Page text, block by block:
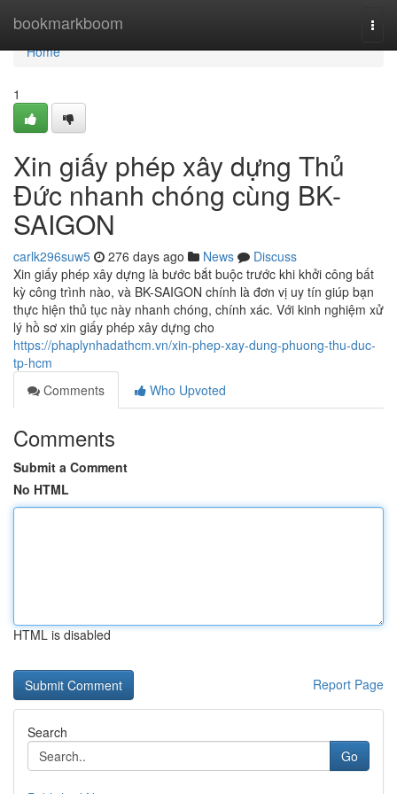
bookmarkboom
Home
Home
1
Xin giấy phép xây dựng Thủ
Đức nhanh chóng cùng BK-
SAIGON
carlk296suw5 276 days ago News
Discuss
Xin giấy phép xây dựng là bước bắt buộc trước khi khởi công bất
kỳ công trình nào, và BK-SAIGON chính là đơn vị uy tín giúp bạn
thực hiện thủ tục này nhanh chóng, chính xác. Với kinh nghiệm xử
lý hồ sơ xin giấy phép xây dựng cho
https://phaplynhadathcm.vn/xin-phep-xay-dung-phuong-thu-duc-
tp-hcm
Comments
Who Upvoted
Comments
Submit a Comment
No HTML
HTML is disabled
Report Page
Search
Go